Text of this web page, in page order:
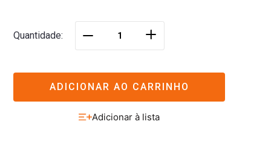
Quantidade ＋
ADICIONAR AO CARRINHO